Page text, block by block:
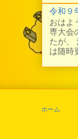
令和９
おはよ
専大会
たが、
は随時
ホーム